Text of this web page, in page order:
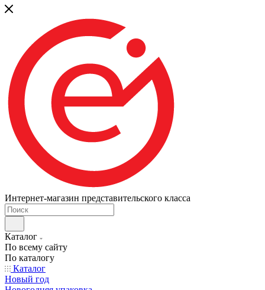
Интернет-магазин представительского класса
Каталог
По всему сайту
По каталогу
Каталог
Новый год